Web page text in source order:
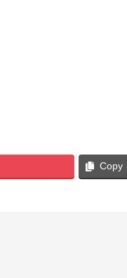
Copy